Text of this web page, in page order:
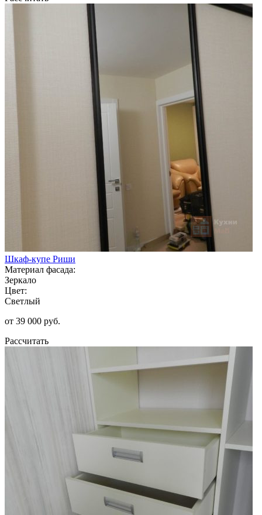
Шкаф-купе Риши
Материал фасада:
Зеркало
Цвет:
Светлый
от 39 000 руб.
Рассчитать